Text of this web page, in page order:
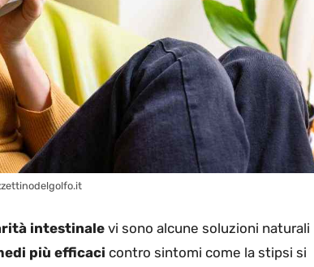
intestinale vi sono alcune soluzioni naturali
più efficaci contro sintomi come la stipsi si